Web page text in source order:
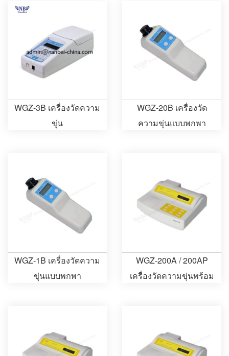
WGZ-3B เครื่องวัดความ
ขุ่น
WGZ-20B เครื่องวัด
ความขุ่นแบบพกพา
WGZ-1B เครื่องวัดความ
ขุ่นแบบพกพา
WGZ-200A / 200AP
เครื่องวัดความขุ่นพร้อม